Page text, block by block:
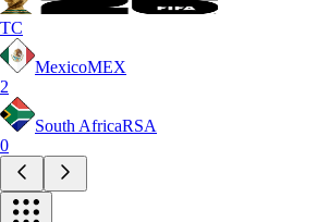
TC
MexicoMEX
2
South AfricaRSA
0